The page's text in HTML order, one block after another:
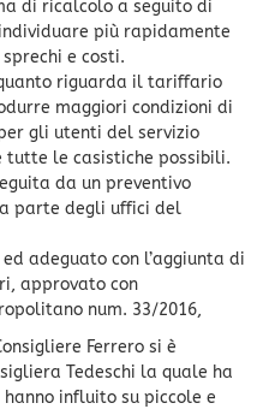
di ricalcolo a seguito di
più rapidamente
e costi.
riguarda il tariffario
maggiori condizioni di
gli utenti del servizio
tutte le casistiche possibili.
da un preventivo
parte degli uffici del
adeguato con l’aggiunta di
approvato con
num. 33/2016,
Ferrero si è
Tedeschi la quale ha
influito su piccole e